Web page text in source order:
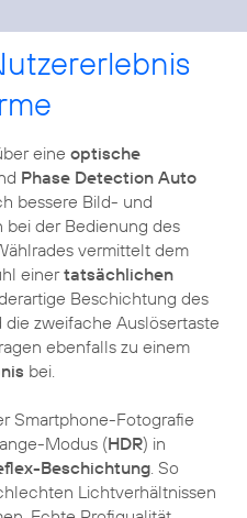
eine optische
Phase Detection Auto
bessere Bild- und
bei der Bedienung des
vermittelt dem
einertatsächlichen
Beschichtung des
zweifache Auslösertaste
ebenfalls zu einem
bei.
Smartphone-Fotografie
Modus (HDR) in
Beschichtung. So
Lichtverhältnissen